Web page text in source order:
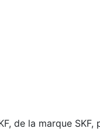
de la marque